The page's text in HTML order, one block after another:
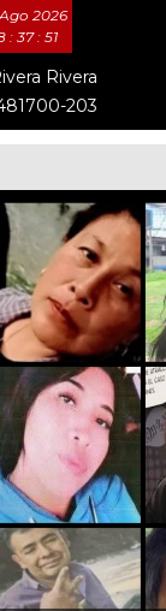
2026
: 37 : 52
Rivera
203